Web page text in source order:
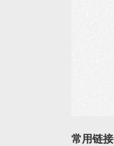
常用链接